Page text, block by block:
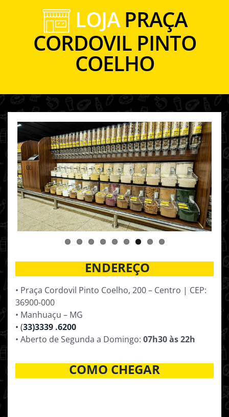
LOJA PRAÇA
CORDOVIL PINTO
COELHO
ENDEREÇO
• Praça Cordovil Pinto Coelho, 200 – Centro | CEP:
36900-000
• Manhuaçu – MG
• (33)3339 .6200
• Aberto de Segunda a Domingo: 07h30 às 22h
COMO CHEGAR